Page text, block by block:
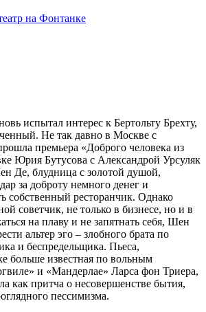
на Фонтанке
испытал интерес к Бертольту Брехту,
Не так давно в Москве с
премьера «Доброго человека из
Юрия Бутусова с Александрой Урсуляк
Де, блудница с золотой душой,
за доброту немного денег и
собственный ресторанчик. Однако
советчик, не только в бизнесе, но и в
на плаву и не запятнать себя, Шен
альтер эго – злобного брата по
и беспредельщика. Пьеса,
больше известная по вольным
и «Мандерлае» Ларса фон Триера,
как притча о несовершенстве бытия,
пессимизма.